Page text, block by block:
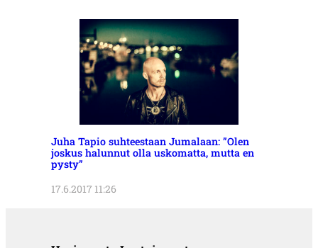
Juha Tapio suhteestaan Jumalaan: ”Olen
joskus halunnut olla uskomatta, mutta en
pysty”
17.6.2017 11:26